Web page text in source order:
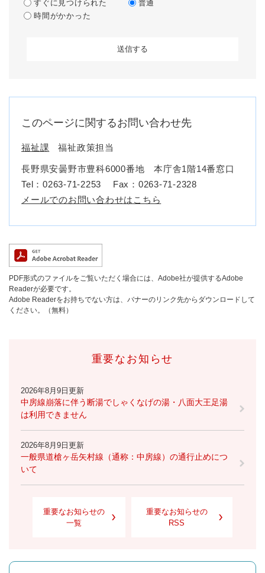
すぐに見つけられた
普通
時間がかかった
このページに関するお問い合わせ先
福祉課 福祉政策担当
長野県安曇野市豊科6000番地 本庁舎1階14番窓口
Tel：0263-71-2253
Fax：0263-71-2328
メールでのお問い合わせはこちら
PDF形式のファイルをご覧いただく場合には、Adobe社が提供するAdobe
Readerが必要です。
Adobe Readerをお持ちでない方は、バナーのリンク先からダウンロードして
ください。（無料）
重要なお知らせ
2026年8月9日更新
中房線崩落に伴う断湯でしゃくなげの湯・八面大王足湯
は利用できません
2026年8月9日更新
一般県道槍ヶ岳矢村線（通称：中房線）の通行止めにつ
いて
重要なお知らせの
一覧
重要なお知らせの
RSS